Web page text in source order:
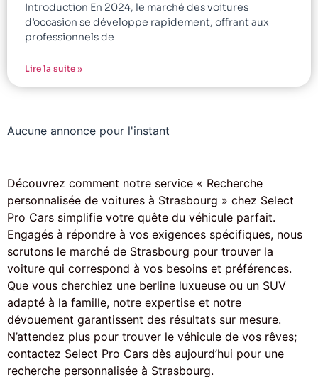
Introduction En 2024, le marché des voitures
d’occasion se développe rapidement, offrant aux
professionnels de
Lire la suite »
Aucune annonce pour l'instant
Découvrez comment notre service « Recherche
personnalisée de voitures à Strasbourg » chez Select
Pro Cars simplifie votre quête du véhicule parfait.
Engagés à répondre à vos exigences spécifiques, nous
scrutons le marché de Strasbourg pour trouver la
voiture qui correspond à vos besoins et préférences.
Que vous cherchiez une berline luxueuse ou un SUV
adapté à la famille, notre expertise et notre
dévouement garantissent des résultats sur mesure.
N’attendez plus pour trouver le véhicule de vos rêves;
contactez Select Pro Cars dès aujourd’hui pour une
recherche personnalisée à Strasbourg.